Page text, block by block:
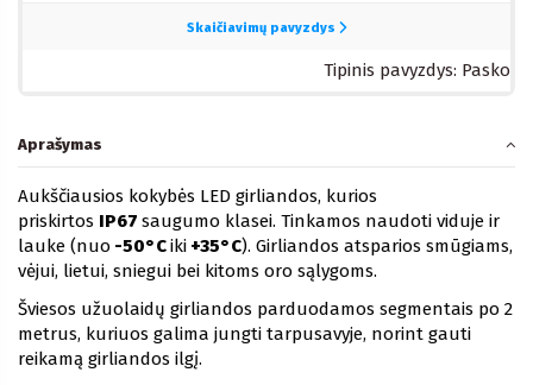
Aprašymas
Aukščiausios kokybės LED girliandos, kurios
priskirtos IP67 saugumo klasei. Tinkamos naudoti viduje ir
lauke (nuo -50°Ciki +35°C). Girliandos atsparios smūgiams,
vėjui, lietui, sniegui bei kitoms oro sąlygoms.
Šviesos užuolaidų girliandos parduodamos segmentais po 2
metrus, kuriuos galima jungti tarpusavyje, norint gauti
reikamą girliandos ilgį.